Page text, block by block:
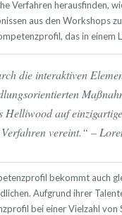
Verfahren herausfinden,
aus den Workshops
das in einem
die interaktiven
Helliwood auf
vereint.“ –
bekommt auch
Aufgrund ihrer
bei einer Vielzahl